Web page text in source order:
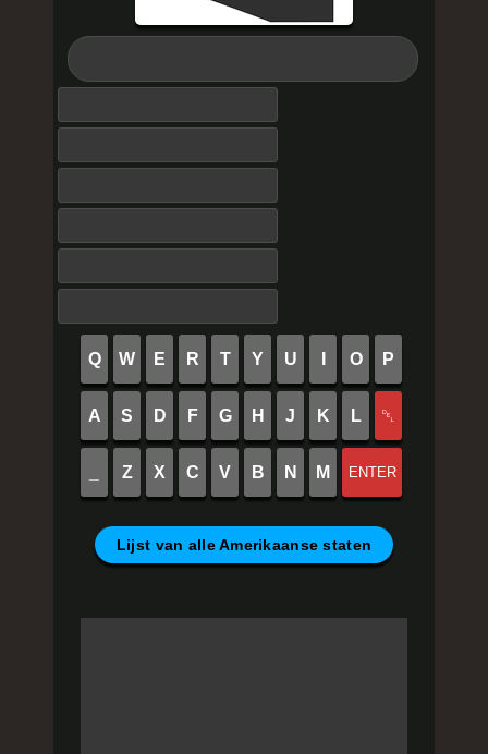
Q W E R T Y U O P
A S D F G H J K L ␡
Z X C V B N M ENTER
Lijst van alle Amerikaanse staten